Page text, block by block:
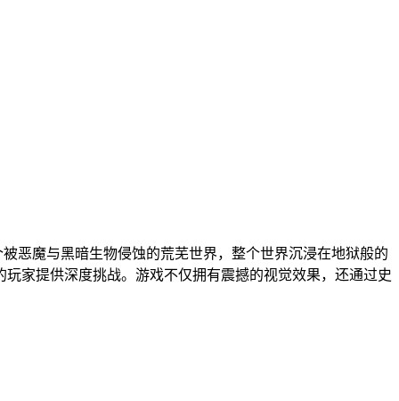
恶魔与黑暗生物侵蚀的荒芜世界，整个世界沉浸在地狱般的
家提供深度挑战。游戏不仅拥有震撼的视觉效果，还通过史